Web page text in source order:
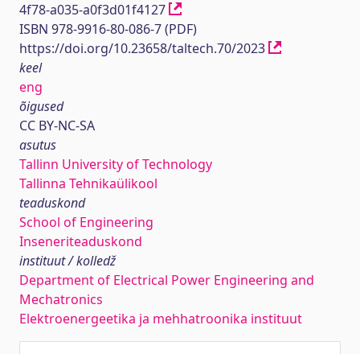
4f78-a035-a0f3d01f4127
ISBN 978-9916-80-086-7 (PDF)
https://doi.org/10.23658/taltech.70/2023
keel
eng
õigused
CC BY-NC-SA
asutus
Tallinn University of Technology
Tallinna Tehnikaülikool
teaduskond
School of Engineering
Inseneriteaduskond
instituut / kolledž
Department of Electrical Power Engineering and
Mechatronics
Elektroenergeetika ja mehhatroonika instituut